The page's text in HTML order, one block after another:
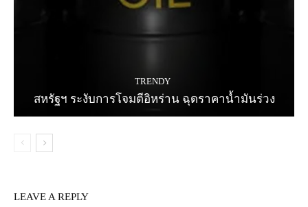
TRENDY
สหรัฐฯ ระงับการโจมตีอิหร่าน ฉุดราคาน้ำมันร่วง
LEAVE A REPLY